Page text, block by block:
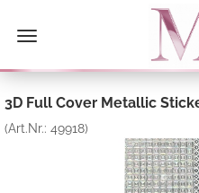
3D Full Cover Metallic
(Art.Nr.: 49918)